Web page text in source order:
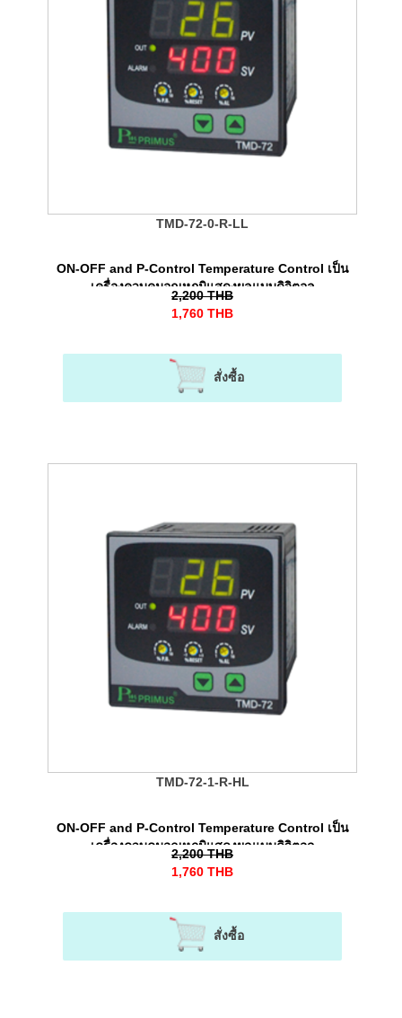
TMD-72-0-R-LL
ON-OFF and P-Control Temperature Control เป็น
เครื่องควบคุมอุณหภูมิแสดงผลแบบดิจิตอล
2,200 THB
1,760 THB
สั่งซื้อ
TMD-72-1-R-HL
ON-OFF and P-Control Temperature Control เป็น
เครื่องควบคุมอุณหภูมิแสดงผลแบบดิจิตอล
2,200 THB
1,760 THB
สั่งซื้อ